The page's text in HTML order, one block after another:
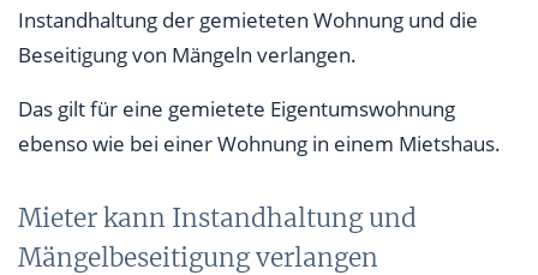
Notmaßnahmen trifft vorrangig der Verwalter
Verzögerte Beschlüsse der Gemeinschaft sind nicht
Ihr Verschulden
Instandhaltung der gemieteten Wohnung und die
Beseitigung von Mängeln verlangen.
Das gilt für eine gemietete Eigentumswohnung
ebenso wie bei einer Wohnung in einem Mietshaus.
Mieter kann Instandhaltung und
Mängelbeseitigung verlangen